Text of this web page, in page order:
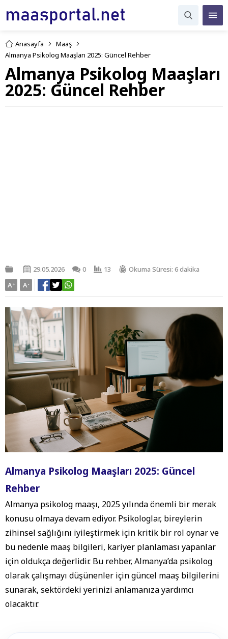
Anasayfa
Maaş
Almanya Psikolog Maaşları 2025: Güncel Rehber
Almanya Psikolog Maaşları
2025: Güncel Rehber
29.05.2026 0 13
Okuma Süresi: 6 dakika
A+ A-
Almanya Psikolog Maaşları 2025: Güncel
Rehber
Almanya psikolog maaşı, 2025 yılında önemli bir merak
konusu olmaya devam ediyor. Psikologlar, bireylerin
zihinsel sağlığını iyileştirmek için kritik bir rol oynar ve
bu nedenle maaş bilgileri, kariyer planlaması yapanlar
için oldukça değerlidir. Bu rehber, Almanya’da psikolog
olarak çalışmayı düşünenler için güncel maaş bilgilerini
sunarak, sektördeki yerinizi anlamanıza yardımcı
olacaktır.